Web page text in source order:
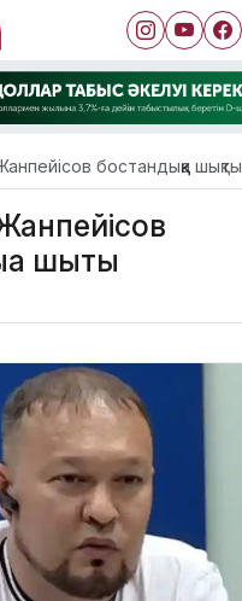
бостандыққа шықты
шықты